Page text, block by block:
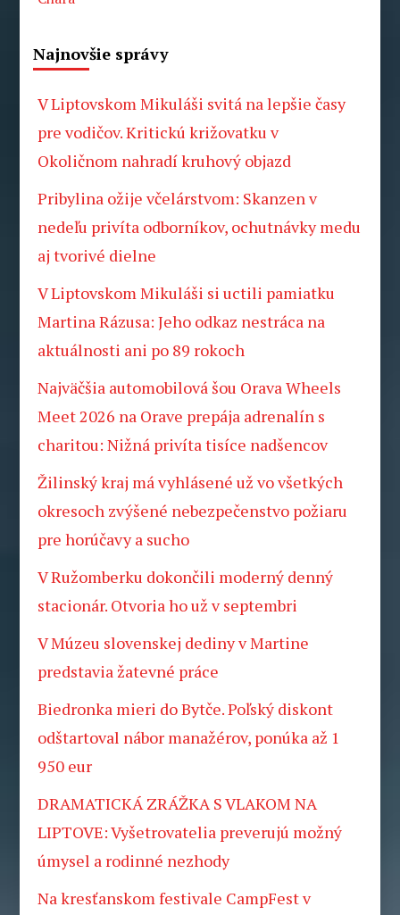
Najnovšie správy
V Liptovskom Mikuláši svitá na lepšie časy
pre vodičov. Kritickú križovatku v
Okoličnom nahradí kruhový objazd
Pribylina ožije včelárstvom: Skanzen v
nedeľu privíta odborníkov, ochutnávky medu
aj tvorivé dielne
V Liptovskom Mikuláši si uctili pamiatku
Martina Rázusa: Jeho odkaz nestráca na
aktuálnosti ani po 89 rokoch
Najväčšia automobilová šou Orava Wheels
Meet 2026 na Orave prepája adrenalín s
charitou: Nižná privíta tisíce nadšencov
Žilinský kraj má vyhlásené už vo všetkých
okresoch zvýšené nebezpečenstvo požiaru
pre horúčavy a sucho
V Ružomberku dokončili moderný denný
stacionár. Otvoria ho už v septembri
V Múzeu slovenskej dediny v Martine
predstavia žatevné práce
Biedronka mieri do Bytče. Poľský diskont
odštartoval nábor manažérov, ponúka až 1
950 eur
DRAMATICKÁ ZRÁŽKA S VLAKOM NA
LIPTOVE: Vyšetrovatelia preverujú možný
úmysel a rodinné nezhody
Na kresťanskom festivale CampFest v